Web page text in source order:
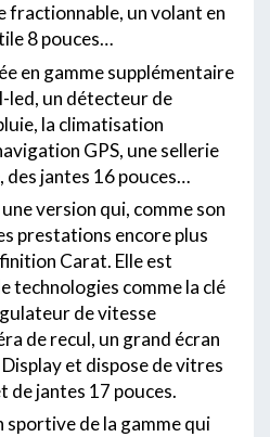
fractionnable, un volant en
8 pouces…
en gamme supplémentaire
led, un détecteur de
la climatisation
GPS, une sellerie
jantes 16 pouces…
une version qui, comme son
prestations encore plus
Carat. Elle est
technologies comme la clé
de vitesse
de recul, un grand écran
et dispose de vitres
de jantes 17 pouces.
sportive de la gamme qui